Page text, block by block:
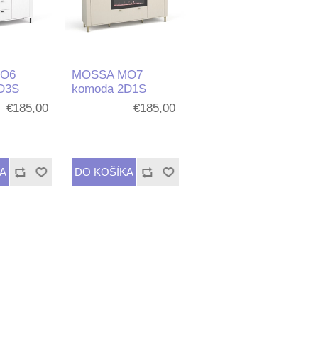
€185,00
MOSSA MO7
komoda 2D1S
€185,00